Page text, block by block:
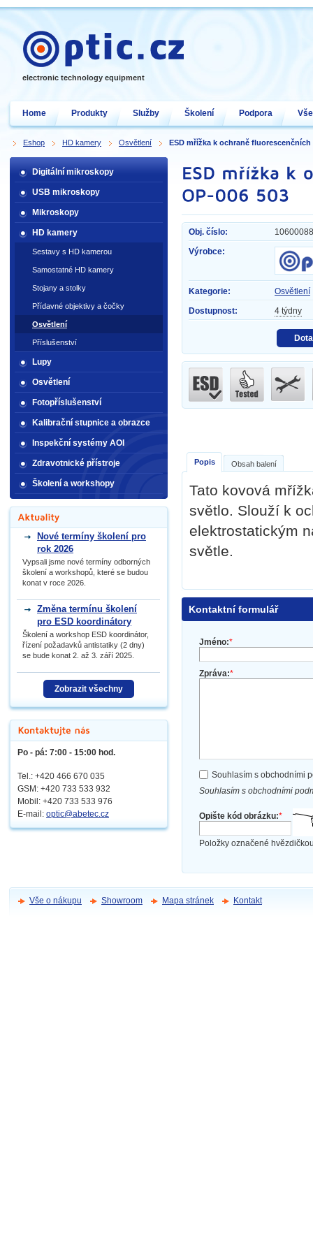
Eshop HD kamery Osvětlení ESD mřížka k ochraně
Obj. číslo:
Výrobce:
Kategorie:
Osvětlení
Dostupnost:
4 týdny
Popis Obsah balení
Tato kovová
světlo. Slouží k
elektrostatickým
světle.
Kontaktní formulář
Jméno:*
Zpráva:*
Souhlasím s obchodními
Souhlasím s obchodními
Opište kód obrázku:*
Položky označené
Digitální mikroskopy
USB mikroskopy
Mikroskopy
HD kamery
Sestavy s HD kamerou
Samostatné HD kamery
Stojany a stolky
Přídavné objektivy a čočky
Osvětlení
Příslušenství
Lupy
Osvětlení
Fotopříslušenství
Kalibrační stupnice a obrazce
Inspekční systémy AOI
Zdravotnické přístroje
Školení a workshopy
Nové termíny školení pro
rok 2026
Vypsali jsme nové termíny odborných
školení a workshopů, které se budou
konat v roce 2026.
Změna termínu školení
pro ESD koordinátory
Školení a workshop ESD koordinátor,
řízení požadavků antistatiky (2 dny)
se bude konat 2. až 3. září 2025.
Zobrazit všechny
Po - pá: 7:00 - 15:00 hod.
Tel.: +420 466 670 035
GSM: +420 733 533 932
Mobil: +420 733 533 976
E-mail: optic@abetec.cz
Vše o nákupu Showroom Mapa stránek Kontakt
electronic technology equipment
Home Produkty Služby Školení Podpora